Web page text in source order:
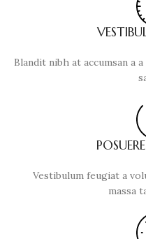
Blandit nibh at accumsan a
Vestibulum feugiat a
massa